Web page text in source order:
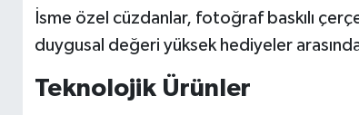
İsme özel cüzdanlar, fotoğraf baskılı
duygusal değeri yüksek hediyeler
Teknolojik Ürünler